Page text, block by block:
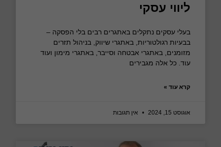
ליווי עסקי
בעלי עסקים נתקלים באתגרים רבים בלי הפסקה –
בבעיות רגולטוריות, באתגרי שיווק, בניהול תזרים
מזומנים, באתגרי אבטחה וסייבר, באתגרי מימון ועוד
עוד. כל אלה מגבירים
קרא עוד »
אוגוסט 15, 2024 אין תגובות